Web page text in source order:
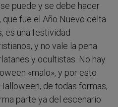
puede y se debe hacer
fue el Año Nuevo celta
es una festividad
y no vale la pena
y ocultistas. No hay
«malo», y por esto
de todas formas,
parte ya del escenario